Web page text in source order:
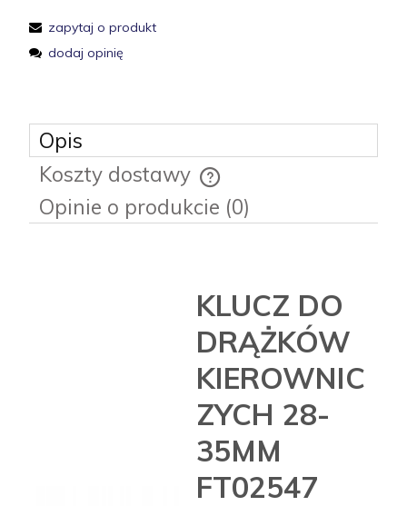
zapytaj o produkt
dodaj opinię
Opis
Koszty dostawy
Cena nie zawiera ewentualnych kosztów płatności
Opinie o produkcie (0)
KLUCZ DO
DRĄŻKÓW
KIEROWNIC
ZYCH 28-
35MM
FT02547